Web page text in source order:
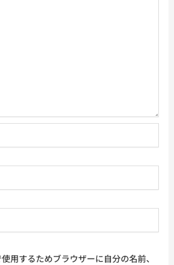
用するためブラウザーに自分の名前、